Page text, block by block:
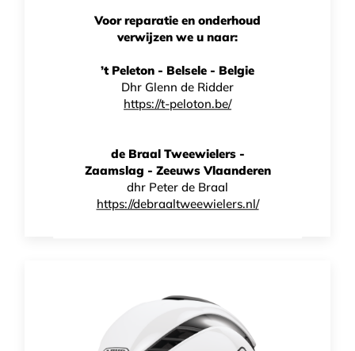
Voor reparatie en onderhoud
verwijzen we u naar:
’t Peleton - Belsele - Belgie
Dhr Glenn de Ridder
https://t-peloton.be/
de Braal Tweewielers -
Zaamslag - Zeeuws Vlaanderen
dhr Peter de Braal
https://debraaltweewielers.nl/
Abus Airbreaker
€225,00